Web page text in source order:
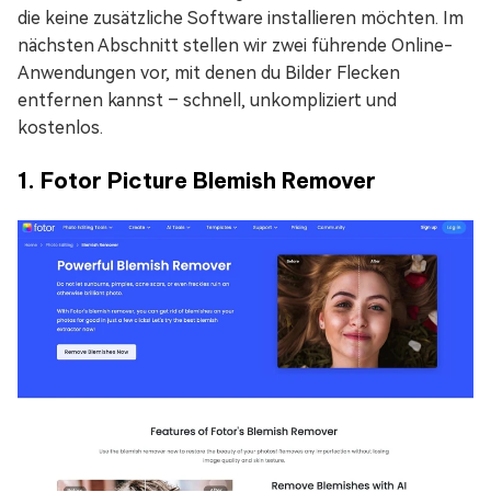
die keine zusätzliche Software installieren möchten. Im
nächsten Abschnitt stellen wir zwei führende Online-
Anwendungen vor, mit denen du Bilder Flecken
entfernen kannst – schnell, unkompliziert und
kostenlos.
1. Fotor Picture Blemish Remover